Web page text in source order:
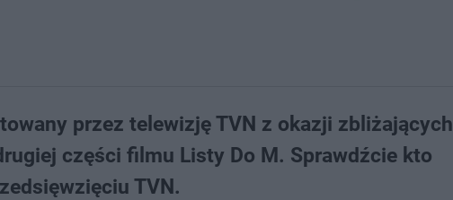
przez telewizję TVN z okazji zbliżających
części filmu Listy Do M. Sprawdźcie kto
TVN.